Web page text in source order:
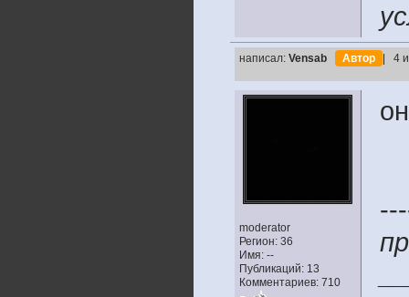
написал: Vensab Автор | 4
moderator
Регион: 36
Имя: --
Публикаций: 13
Комментариев: 710